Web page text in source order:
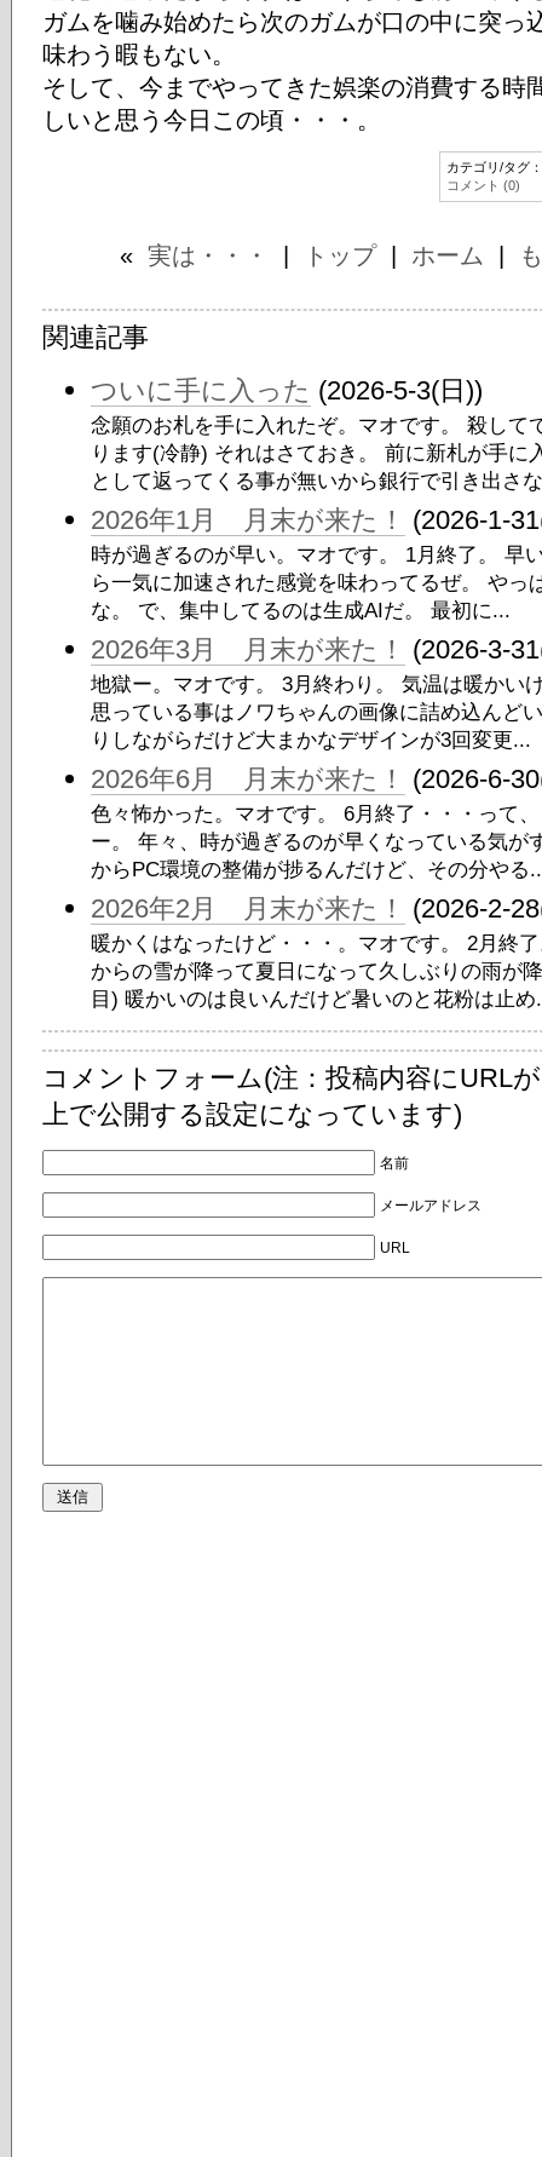
ガムを噛み始めたら次のガムが口の中に突っ
味わう暇もない。
そして、今までやってきた娯楽の消費する時
しいと思う今日この頃・・・。
カテゴリ/タグ：
コメント (0)
« 実は・・・ トップ| ホーム
関連記事
ついに手に入った (2026-5-3(日))
念願のお札を手に入れたぞ。マオです。 殺して
ります(冷静) それはさておき。 前に新札が手に
として返ってくる事が無いから銀行で引き出さ
2026年1月 月末が来た！ (2026-1-
時が過ぎるのが早い。マオです。 1月終了。 早
ら一気に加速された感覚を味わってるぜ。 やっ
な。 で、集中してるのは生成AIだ。 最初に...
2026年3月 月末が来た！ (2026-3-
地獄ー。マオです。 3月終わり。 気温は暖かい
思っている事はノワちゃんの画像に詰め込んど
りしながらだけど大まかなデザインが3回変更...
2026年6月 月末が来た！ (2026-6-
色々怖かった。マオです。 6月終了・・・って
ー。 年々、時が過ぎるのが早くなっている気が
からPC環境の整備が捗るんだけど、その分やる
2026年2月 月末が来た！ (2026-2-
暖かくはなったけど・・・。マオです。 2月終
からの雪が降って夏日になって久しぶりの雨が
目) 暖かいのは良いんだけど暑いのと花粉は止め
コメントフォーム(注：投稿内容にURL
上で公開する設定になっています)
名前
メールアドレス
URL